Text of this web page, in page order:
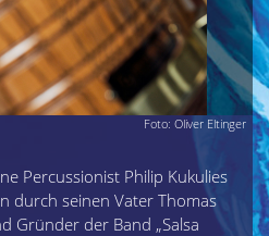
Percussionist Philip Kukulies
durch seinen Vater Thomas
Gründer der Band „Salsa
Foto: Oliver Eltinger